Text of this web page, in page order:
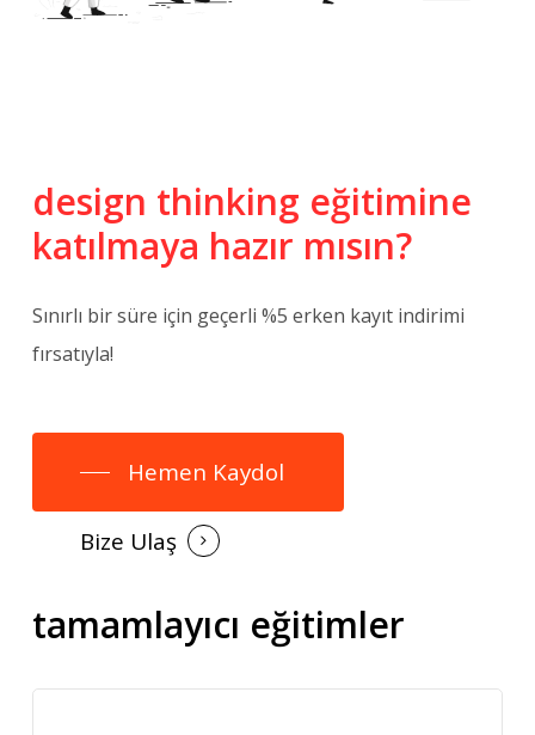
design thinking eğitimine
katılmaya hazır mısın?
Sınırlı bir süre için geçerli %5 erken kayıt indirimi
fırsatıyla!
Hemen Kaydol
Bize Ulaş
tamamlayıcı eğitimler